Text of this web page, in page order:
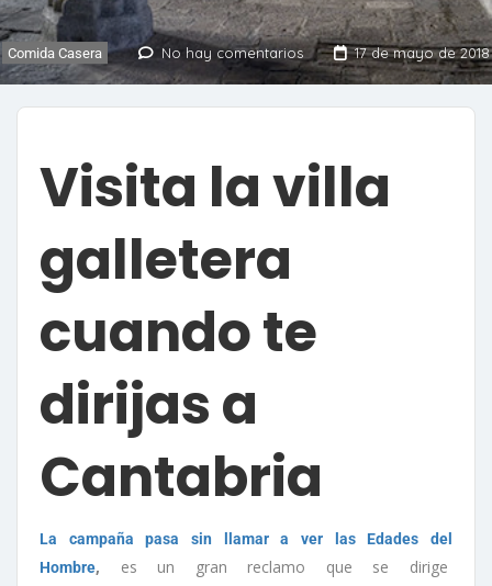
Comida Casera No hay comentarios 17 de mayo de 2018
Visita la villa
galletera
cuando te
dirijas a
Cantabria
La campaña pasa sin llamar a ver las Edades del
Hombre, es un gran reclamo que se dirige